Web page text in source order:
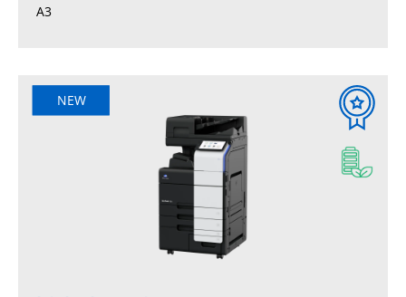
A3
NEW